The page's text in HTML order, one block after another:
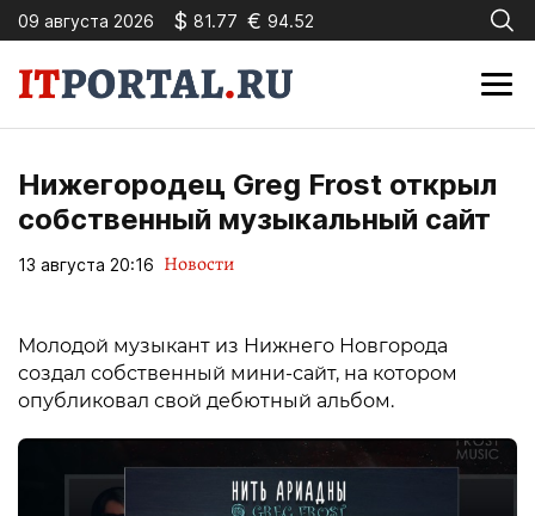
09 августа 2026 $ 81.77 € 94.52
Нижегородец Greg Frost открыл
собственный музыкальный сайт
13 августа 20:16 Новости
Молодой музыкант из Нижнего Новгорода
создал собственный мини-сайт, на котором
опубликовал свой дебютный альбом.